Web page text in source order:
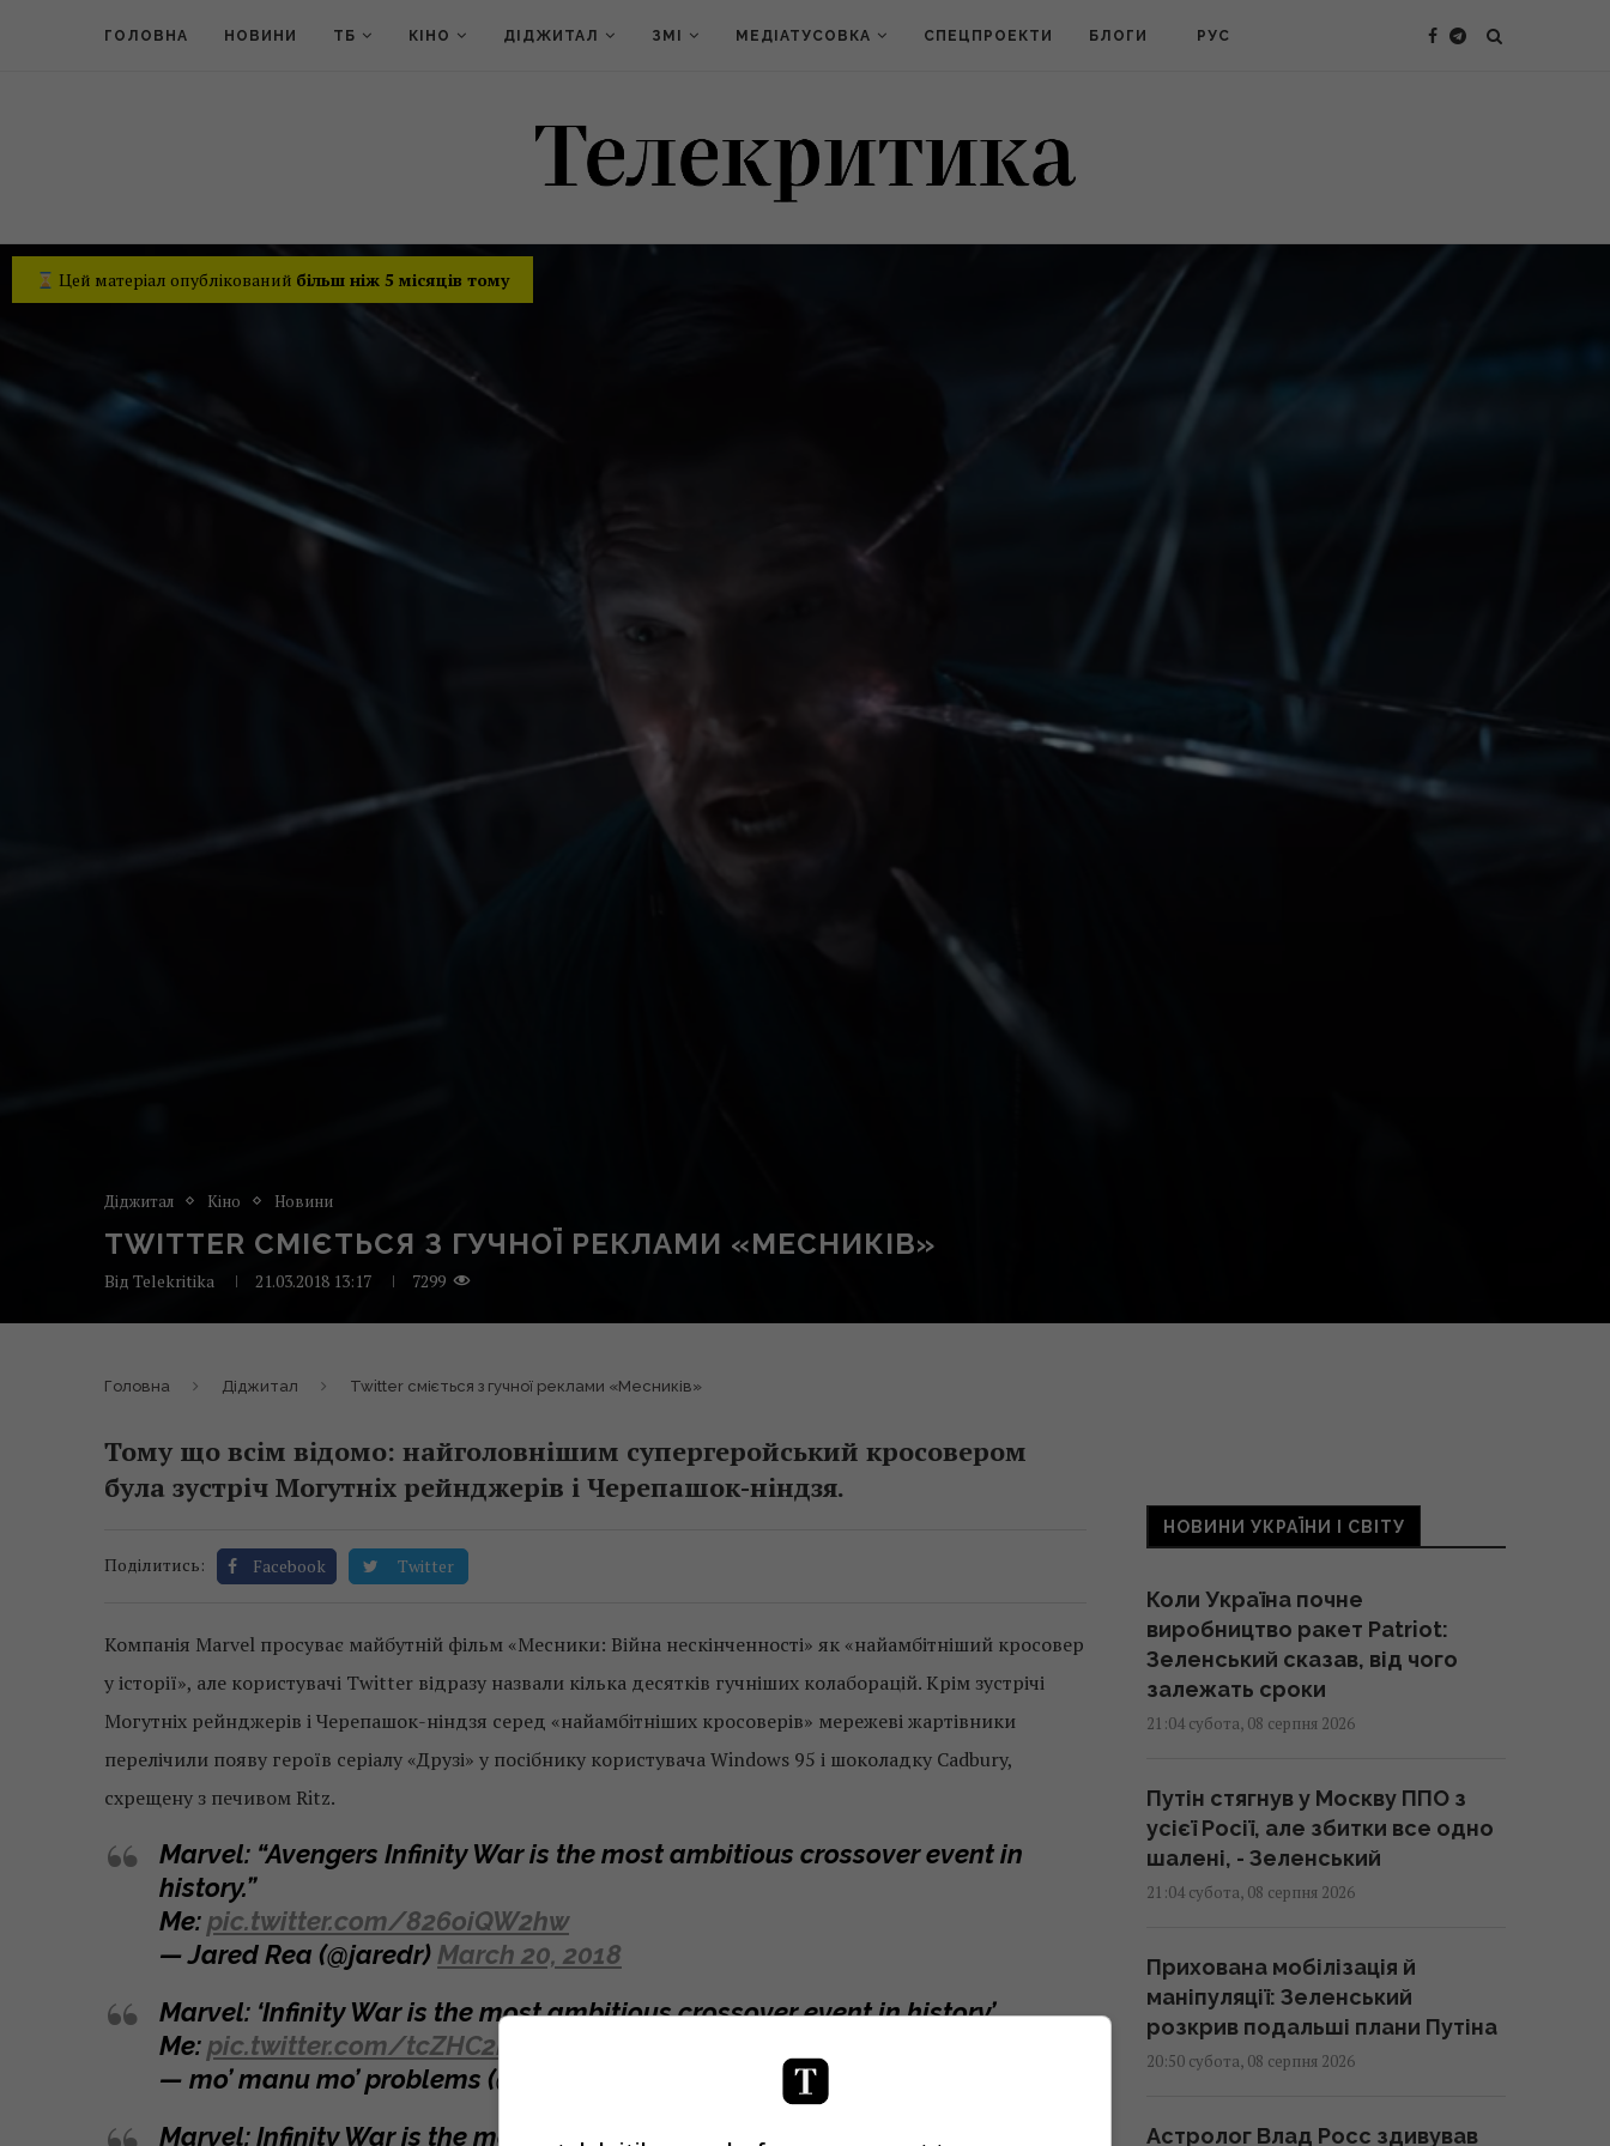
ГОЛОВНА НОВИНИ ТБ КІНО ДІДЖИТАЛ ЗМІ МЕДІАТУСОВКА СПЕЦПРОЕКТИ БЛОГИ РУС
Цей матеріал опублікований більш ніж 5 місяців тому
Діджитал Кіно Новини
TWITTER СМІЄТЬСЯ З ГУЧНОЇ РЕКЛАМИ «МЕСНИКІВ»
Від Telekritika 21.03.2018 13:17 7299
Головна Діджитал Twitter сміється з гучної реклами «Месників»
Тому що всім відомо: найголовнішим супергеройський кросовером
була зустріч Могутніх рейнджерів і Черепашок-ніндзя.
Поділитись: Facebook Twitter
Компанія Marvel просуває майбутній фільм «Месники: Війна нескінченності» як «найамбітніший кросовер
у історії», але користувачі Twitter відразу назвали кілька десятків гучніших колаборацій. Крім зустрічі
Могутніх рейнджерів і Черепашок-ніндзя серед «найамбітніших кросоверів» мережеві жартівники
перелічили появу героїв серіалу «Друзі» у посібнику користувача Windows 95 і шоколадку Cadbury,
схрещену з печивом Ritz.
Marvel: “Avengers Infinity War is the most ambitious crossover event in
history.”
Me:pic.twitter.com/826oiQW2hw
— Jared Rea (@jaredr) March 20, 2018
Marvel: ‘Infinity War is the most ambitious crossover event in history’
Me:pic.twitter.com/tcZHC2Hoax
— mo’ manu mo’ problems (@ManuclearBomb)
March 19, 2018
Marvel: Infinity War is the most ambitious crossover event in history
НОВИНИ УКРАЇНИ І СВІТУ
Коли Україна почне
виробництво ракет Patriot:
Зеленський сказав, від чого
залежать сроки
21:04 субота, 08 серпня 2026
Путін стягнув у Москву ППО з
усієї Росії, але збитки все одно
шалені, - Зеленський
21:04 субота, 08 серпня 2026
Прихована мобілізація й
маніпуляції: Зеленський
розкрив подальші плани Путіна
20:50 субота, 08 серпня 2026
Астролог Влад Росс здивував